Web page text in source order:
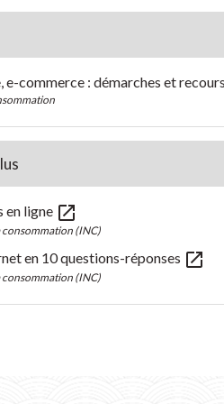
e-commerce : démarches et
en ligne open_in_new
(INC)
en 10 questions-réponses open_in_new
(INC)